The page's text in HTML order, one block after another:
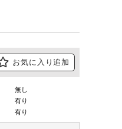
お気に入り追加
無し
有り
有り